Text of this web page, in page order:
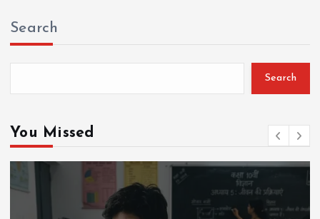
Search
Search
You Missed